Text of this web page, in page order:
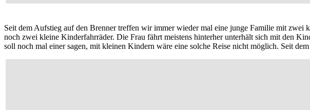
Seit dem Aufstieg auf den Brenner treffen wir immer wieder mal eine junge Familie mit
noch zwei kleine Kinderfahrräder. Die Frau fährt meistens hinterher unterhält sich mit den
soll noch mal einer sagen, mit kleinen Kindern wäre eine solche Reise nicht möglich. Seit